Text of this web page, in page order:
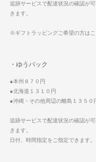
追跡サービスで配達状況の確認が
きます。
※ギフトラッピングご希望の方は
・ゆうパック
●本州８７０円
●北海道１３１０円
●沖縄・その他周辺の離島１３５０
追跡サービスで配達状況の確認が
きます。
日付、時間指定をご指定できます。